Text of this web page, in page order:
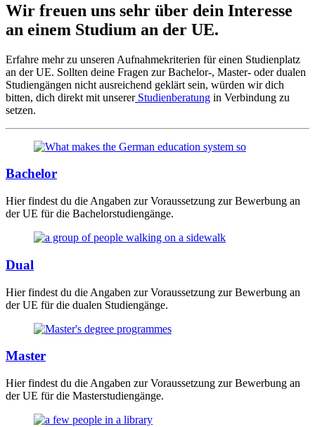
Wir freuen uns sehr über dein Interesse
an einem Studium an der UE.
Erfahre mehr zu unseren Aufnahmekriterien für einen Studienplatz
an der UE. Sollten deine Fragen zur Bachelor-, Master- oder dualen
Studiengängen nicht ausreichend geklärt sein, würden wir dich
bitten, dich direkt mit unsererStudienberatung in Verbindung zu
setzen.
Bachelor
Hier findest du die Angaben zur Voraussetzung zur Bewerbung an
der UE für die Bachelorstudiengänge.
Dual
Hier findest du die Angaben zur Voraussetzung zur Bewerbung an
der UE für die dualen Studiengänge.
Master
Hier findest du die Angaben zur Voraussetzung zur Bewerbung an
der UE für die Masterstudiengänge.